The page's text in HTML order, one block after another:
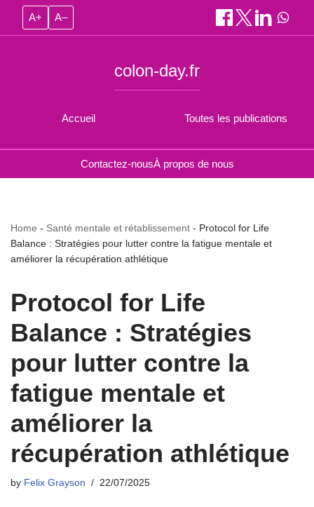
A+ A–
Accueil
colon-day.fr
Toutes les publications
Contactez-nousÀ propos de nous
Home - Santé mentale et rétablissement - Protocol for Life
Balance : Stratégies pour lutter contre la fatigue mentale et
améliorer la récupération athlétique
Protocol for Life
Balance : Stratégies
pour lutter contre la
fatigue mentale et
améliorer la
récupération athlétique
by Felix Grayson 22/07/2025